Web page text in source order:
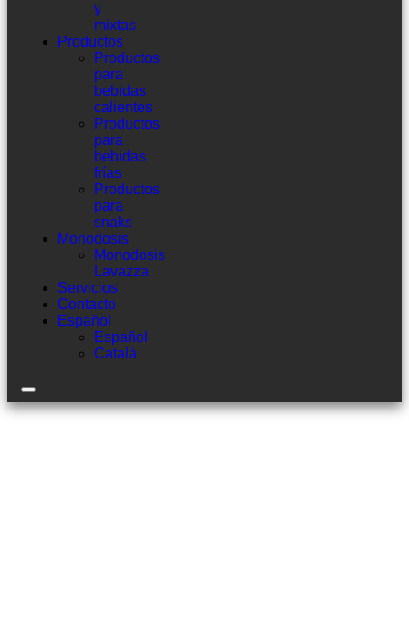
y
mixtas
Productos
Productos
para
bebidas
calientes
Productos
para
bebidas
frías
Productos
para
snaks
Monodosis
Monodosis
Lavazza
Servicios
Contacto
Español
Español
Català